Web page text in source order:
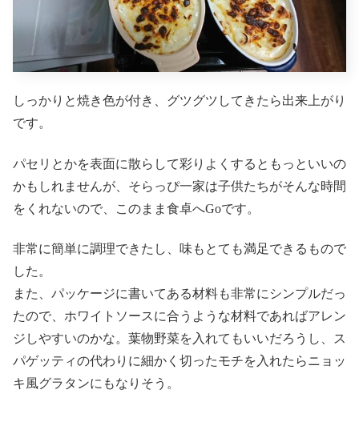
しっかりと焼き色が付き、グツグツしてきたら出来上がり
です。
パセリとかを表面に散らして彩りよくするともっといいの
かもしれませんが、そらっぴ一家は子供たちがそんな時間
をくれないので、このまま食卓へGoです。
非常に簡単に調理できたし、味もとても満足できるもので
した。
また、パッケージに書いてある材料も非常にシンプルだっ
たので、ホワイトソースに合うような材料であればアレン
ジしやすいのかな。葉物野菜を入れてもいいだろうし、ス
パゲッティの代わりに細かく切ったモチを入れたらニョッ
キ風グラタンにもなりそう。